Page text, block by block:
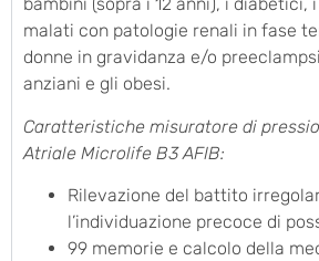
malati con patologie renali in fase
donne in gravidanza e/o
anziani e gli obesi.
Caratteristiche misuratore di
Atriale Microlife B3 AFIB:
Rilevazione del battito
l’individuazione precoce di
99 memorie e calcolo della